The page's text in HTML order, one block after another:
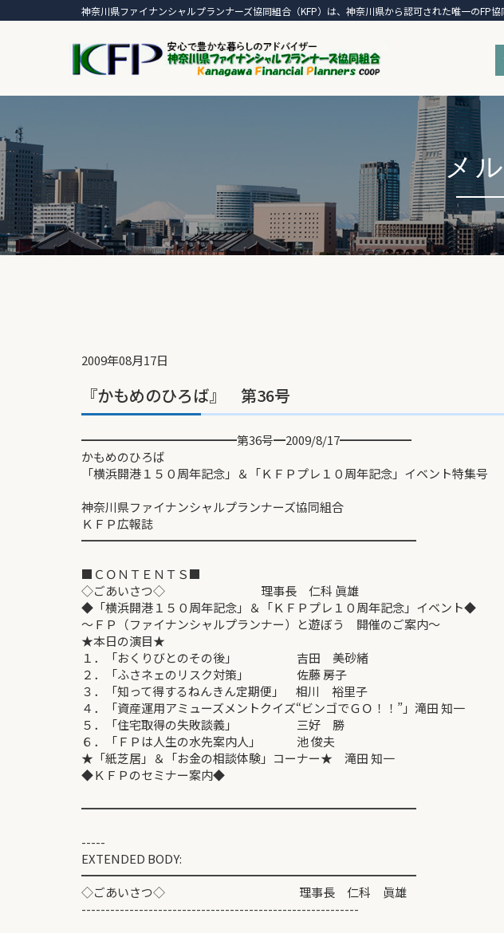
神奈川県ファイナンシャルプランナーズ協同組合（KFP）は、神奈川県から認可された唯一のFP協
メ
2009年08月17日
『かもめのひろば』 第36号
━━━━━━━━━━━━━第36号━2009/8/17━━━━━━
かもめのひろば
「横浜開港１５０周年記念」＆「ＫＦＰプレ１０周年記念」イベント特集号
神奈川県ファイナンシャルプランナーズ協同組合
ＫＦＰ広報誌
━━━━━━━━━━━━━━━━━━━━━━━━━━━━
■ＣＯＮＴＥＮＴＳ■
◇ごあいさつ◇ 理事長 仁科 眞雄
◆「横浜開港１５０周年記念」＆「ＫＦＰプレ１０周年記念」イベント◆
～ＦＰ（ファイナンシャルプランナー）と遊ぼう 開催のご案内～
★本日の演目★
１．「おくりびとのその後」 吉田 美砂緒
２．「ふさネェのリスク対策」 佐藤 房子
３．「知って得するねんきん定期便」 相川 裕里子
４．「資産運用アミューズメントクイズ“ビンゴでＧＯ！！”」滝田 知一
５．「住宅取得の失敗談義」 三好 勝
６．「ＦＰは人生の水先案内人」 池 俊夫
★「紙芝居」＆「お金の相談体験」コーナー★ 滝田 知一
◆ＫＦＰのセミナー案内◆
━━━━━━━━━━━━━━━━━━━━━━━━━━━━
-----
EXTENDED BODY:
━━━━━━━━━━━━━━━━━━━━━━━━━━━━
◇ごあいさつ◇ 理事長 仁科 眞雄
----------------------------------------------------------